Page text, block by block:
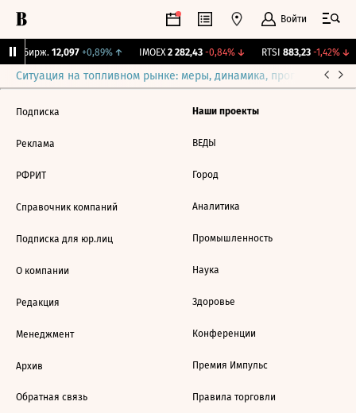
Войти
CNY Бирж. 12,097 +0,89%↑ IMOEX 2 282,43 -0,84%↓ RTSI 883,23 -1,42%↓
Ситуация на топливном рынке: меры, динамика, прогнозы
Подписка
Реклама
РФРИТ
Справочник компаний
Подписка для юр.лиц
О компании
Редакция
Менеджмент
Архив
Обратная связь
Наши проекты
ВЕДЫ
Город
Аналитика
Промышленность
Наука
Здоровье
Конференции
Премия Импульс
Правила торговли